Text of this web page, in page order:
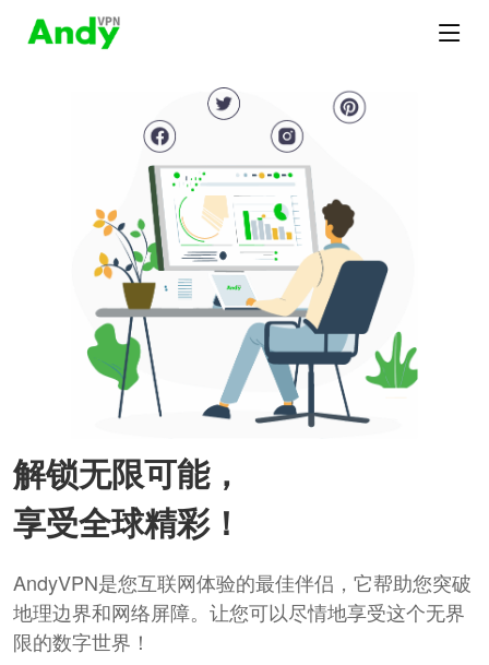
解锁无限可能，
享受全球精彩！
AndyVPN是您互联网体验的最佳伴侣，它帮助您突破
地理边界和网络屏障。让您可以尽情地享受这个无界
限的数字世界！